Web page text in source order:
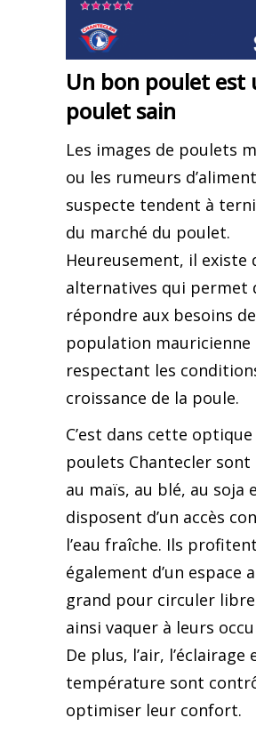
Un bon poulet est
poulet sain
Les images de poulets
ou les rumeurs
suspecte tendent à
du marché du poulet.
Heureusement, il existe
alternatives qui permet
répondre aux besoins
population
respectant les
croissance de la poule.
C’est dans cette
poulets Chantecler
au maïs, au blé, au soja
disposent d’un accès
l’eau fraîche. Ils profitent
également d’un espace
grand pour circuler
ainsi vaquer à leurs
De plus, l’air, l’éclairage
température sont
optimiser leur confort.